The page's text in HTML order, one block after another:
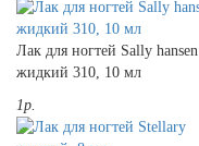
Лак для ногтей Sally hansen
жидкий 310, 10 мл
1р.